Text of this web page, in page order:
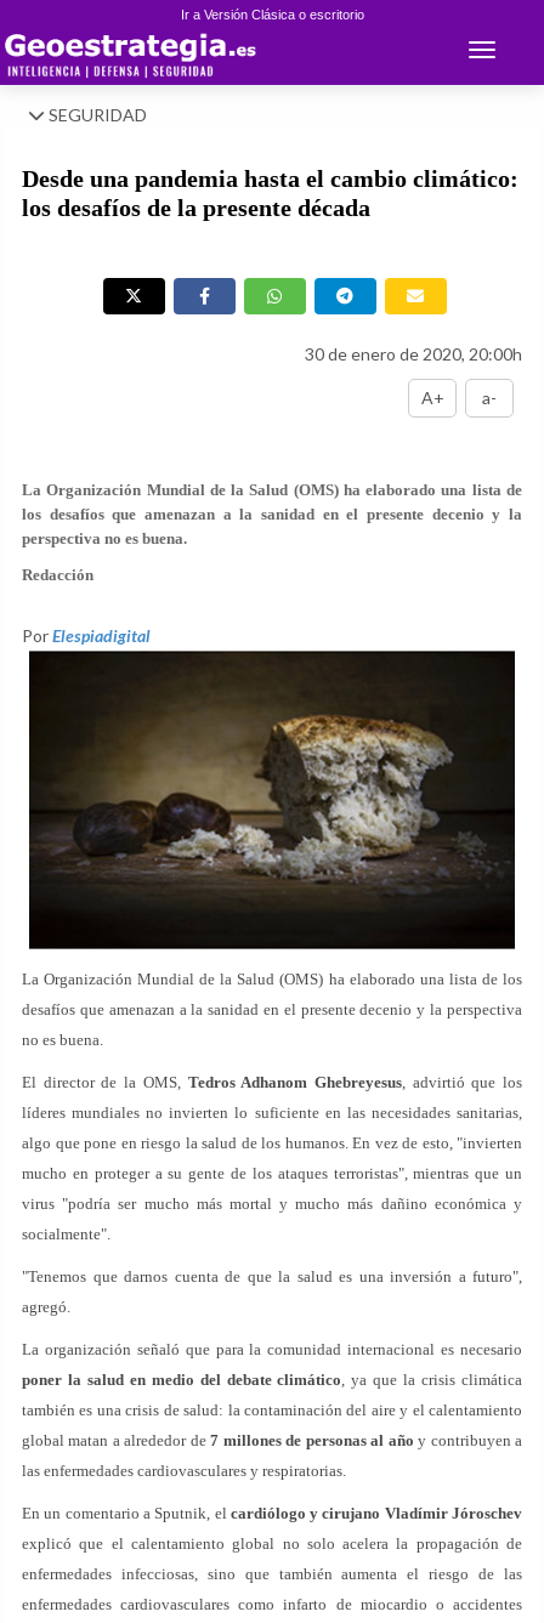
Ir a Versión Clásica o escritorio
Toggle
SEGURIDAD
Desde una pandemia hasta el cambio climático:
los desafíos de la presente década
30 de enero de 2020, 20:00h
A+ a-
La Organización Mundial de la Salud (OMS) ha elaborado una lista de
los desafíos que amenazan a la sanidad en el presente decenio y la
perspectiva no es buena.
Redacción
PorElespiadigital
La Organización Mundial de la Salud (OMS) ha elaborado una lista de los
desafíos que amenazan a la sanidad en el presente decenio y la perspectiva
no es buena.
El director de la OMS, Tedros Adhanom Ghebreyesus, advirtió que los
líderes mundiales no invierten lo suficiente en las necesidades sanitarias,
algo que pone en riesgo la salud de los humanos. En vez de esto, "invierten
mucho en proteger a su gente de los ataques terroristas", mientras que un
virus "podría ser mucho más mortal y mucho más dañino económica y
socialmente".
"Tenemos que darnos cuenta de que la salud es una inversión a futuro",
agregó.
La organización señaló que para la comunidad internacional es necesario
poner la salud en medio del debate climático, ya que la crisis climática
también es una crisis de salud: la contaminación del aire y el calentamiento
global matan a alrededor de7 millones de personas al año y contribuyen a
las enfermedades cardiovasculares y respiratorias.
En un comentario a Sputnik, el cardiólogo y cirujano Vladímir Jóroschev
explicó que el calentamiento global no solo acelera la propagación de
enfermedades infecciosas, sino que también aumenta el riesgo de las
enfermedades cardiovasculares como infarto de miocardio o accidentes